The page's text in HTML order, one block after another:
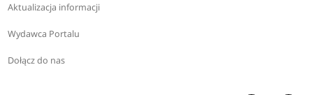
Aktualizacja informacji
Wydawca Portalu
Dołącz do nas